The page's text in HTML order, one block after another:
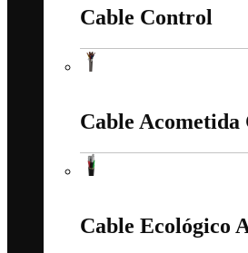
Cable Control
Cable
Cable Ecológico